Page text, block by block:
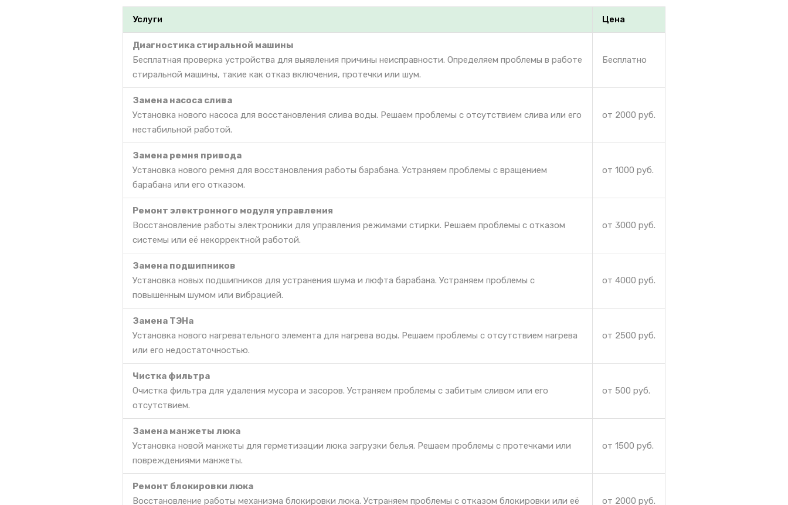
Услуги Цена
Диагностика стиральной машины
Бесплатная проверка устройства для выявления причины неисправности. Определяем проблемы в работе
стиральной машины, такие как отказ включения, протечки или шум.
Бесплатно
Замена насоса слива
Установка нового насоса для восстановления слива воды. Решаем проблемы с отсутствием слива или его
нестабильной работой.
от 2000 руб.
Замена ремня привода
Установка нового ремня для восстановления работы барабана. Устраняем проблемы с вращением
барабана или его отказом.
от 1000 руб.
Ремонт электронного модуля управления
Восстановление работы электроники для управления режимами стирки. Решаем проблемы с отказом
системы или её некорректной работой.
от 3000 руб.
Замена подшипников
Установка новых подшипников для устранения шума и люфта барабана. Устраняем проблемы с
повышенным шумом или вибрацией.
от 4000 руб.
Замена ТЭНа
Установка нового нагревательного элемента для нагрева воды. Решаем проблемы с отсутствием нагрева
или его недостаточностью.
от 2500 руб.
Чистка фильтра
Очистка фильтра для удаления мусора и засоров. Устраняем проблемы с забитым сливом или его
отсутствием.
от 500 руб.
Замена манжеты люка
Установка новой манжеты для герметизации люка загрузки белья. Решаем проблемы с протечками или
повреждениями манжеты.
от 1500 руб.
Ремонт блокировки люка
Восстановление работы механизма блокировки люка. Устраняем проблемы с отказом блокировки или её
от 2000 руб.